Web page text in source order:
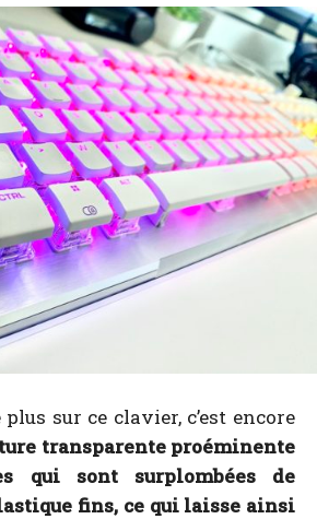
plus sur ce clavier, c’est encore
transparente proéminente
qui sont surplombées de
fins, ce qui laisse ainsi